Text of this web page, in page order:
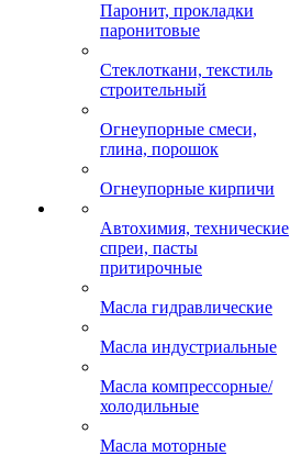
Паронит, прокладки
паронитовые
Стеклоткани, текстиль
строительный
Огнеупорные смеси,
глина, порошок
Огнеупорные кирпичи
Автохимия, технические
спреи, пасты
притирочные
Масла гидравлические
Масла индустриальные
Масла компрессорные/
холодильные
Масла моторные